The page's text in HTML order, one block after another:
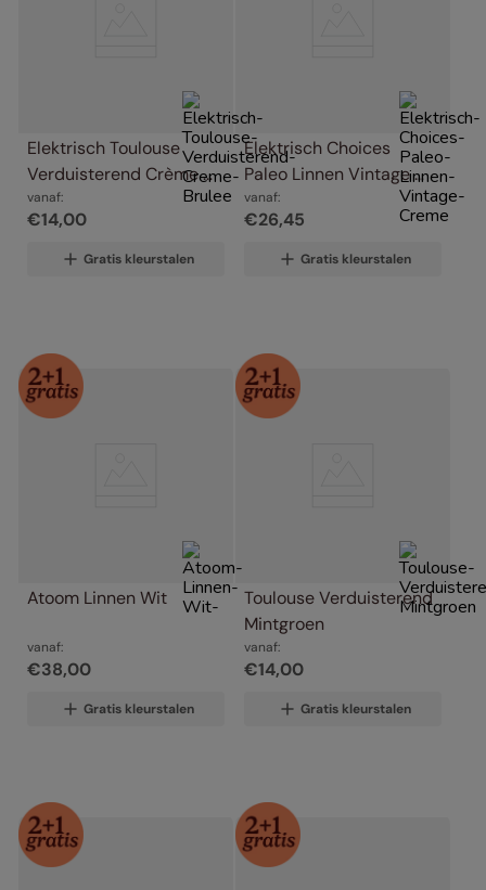
Elektrisch Toulouse
Verduisterend Crème
Brulee
vanaf:
€14,00
Gratis kleurstalen
Elektrisch Choices
Paleo Linnen Vintage
Crème
vanaf:
€26,45
Gratis kleurstalen
Atoom Linnen Wit
vanaf:
€38,00
Gratis kleurstalen
Toulouse Verduisterend
Mintgroen
vanaf:
€14,00
Gratis kleurstalen